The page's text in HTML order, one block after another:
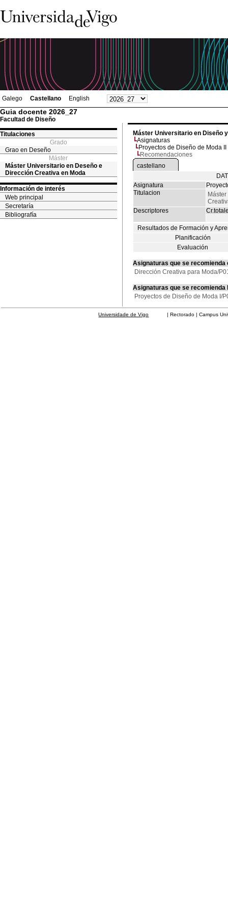
Galego Castellano English
Guia docente 2026_27
Facultad de Diseño
Titulaciones
Grado
Grao en Deseño
Máster
Máster Universitario en Deseño e
Dirección Creativa en Moda
Información de interés
Web principal
Secretaría
Bibliografía
Máster Universitario en Diseño
Asignaturas
Proyectos de Diseño de Moda II
Recomendaciones
castellano
Asignatura
Titulacion
Descriptores
Resultados de Formación y
Planificación
Evaluación
Asignaturas que se
Dirección Creativa para Moda/
Asignaturas que se
Proyectos de Diseño de Moda I/
Universidade de Vigo | Rectorado | Campus